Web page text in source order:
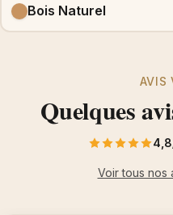
Bois Naturel
AVIS
Quelques
Voir tous nos